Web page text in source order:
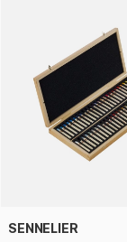
SENNELIER